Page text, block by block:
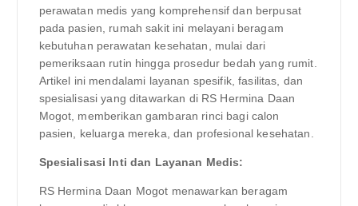
perawatan medis yang komprehensif dan berpusat
pada pasien, rumah sakit ini melayani beragam
kebutuhan perawatan kesehatan, mulai dari
pemeriksaan rutin hingga prosedur bedah yang rumit.
Artikel ini mendalami layanan spesifik, fasilitas, dan
spesialisasi yang ditawarkan di RS Hermina Daan
Mogot, memberikan gambaran rinci bagi calon
pasien, keluarga mereka, dan profesional kesehatan.
Spesialisasi Inti dan Layanan Medis:
RS Hermina Daan Mogot menawarkan beragam